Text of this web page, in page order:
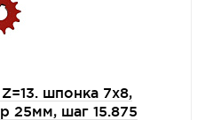
шпонка 7х8,
25мм, шаг 15.875